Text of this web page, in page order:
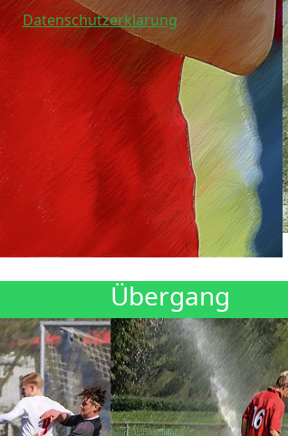
Übergang
Datenschutzerklärung